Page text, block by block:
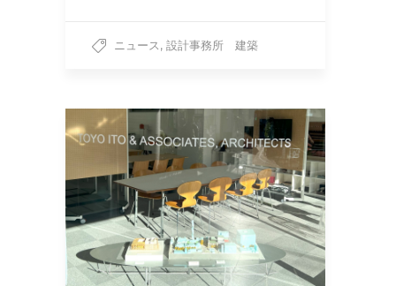
ニュース, 設計事務所 建築